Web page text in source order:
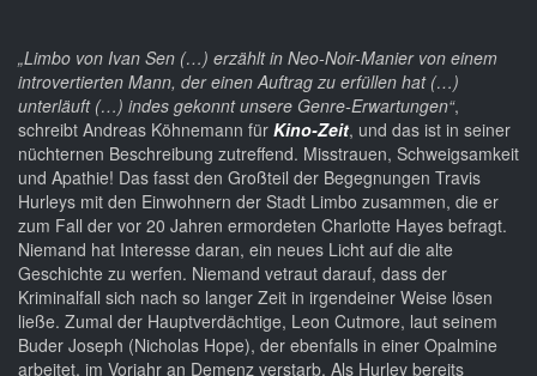
„Limbo von Ivan Sen (…) erzählt in Neo-Noir-Manier von einem
introvertierten Mann, der einen Auftrag zu erfüllen hat (…)
unterläuft (…) indes gekonnt unsere Genre-Erwartungen“,
schreibt Andreas Köhnemann für Kino-Zeit, und das ist in seiner
nüchternen Beschreibung zutreffend. Misstrauen, Schweigsamkeit
und Apathie! Das fasst den Großteil der Begegnungen Travis
Hurleys mit den Einwohnern der Stadt Limbo zusammen, die er
zum Fall der vor 20 Jahren ermordeten Charlotte Hayes befragt.
Niemand hat Interesse daran, ein neues Licht auf die alte
Geschichte zu werfen. Niemand vetraut darauf, dass der
Kriminalfall sich nach so langer Zeit in irgendeiner Weise lösen
ließe. Zumal der Hauptverdächtige, Leon Cutmore, laut seinem
Buder Joseph (Nicholas Hope), der ebenfalls in einer Opalmine
arbeitet, im Vorjahr an Demenz verstarb. Als Hurley bereits